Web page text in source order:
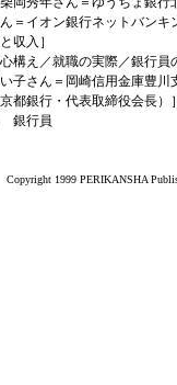
＝イオン銀行ネットバンキ
収入］
構え／就職の実際／銀行員
子さん＝岡崎信用金庫豊川
都銀行・代表取締役会長）］
銀行員
Copyright 1999 PERIKANSHA